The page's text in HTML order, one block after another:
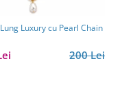
Luxury cu Pearl Chain
200 Lei